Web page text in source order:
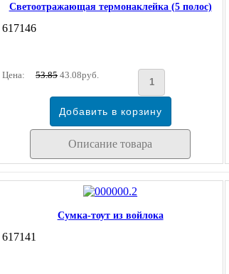
Светоотражающая термонаклейка (5 полос)
617146
Цена: 53.85 43.08руб.
Описание товара
Сумка-тоут из войлока
617141